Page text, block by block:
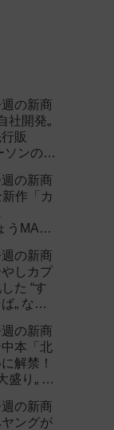
の新商
社開発„
販
ソンの激
の新商
作「カ
うMAX„
の新商
しカプ
た “す
„ など
の新商
本「北
解禁！
盛り„ シ
の新商
ングが